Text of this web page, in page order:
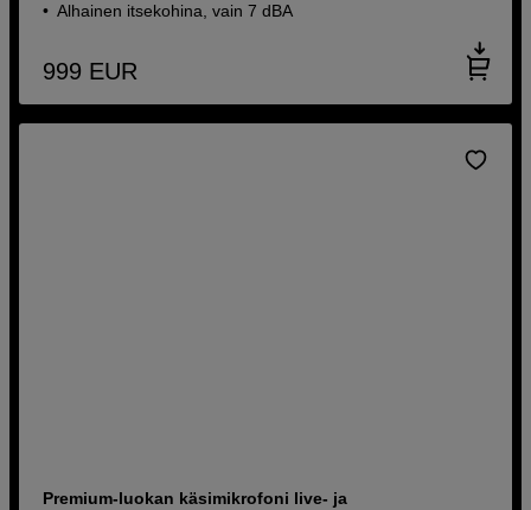
Alhainen itsekohina, vain 7 dBA
999 EUR
Premium-luokan käsimikrofoni live- ja